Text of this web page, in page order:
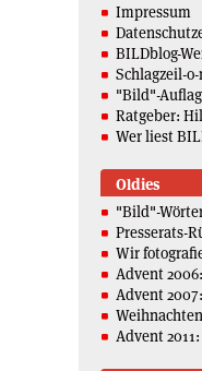
Impressum
BILDblog-
Schlagzeil-
"Bild"-
Ratgeber:
Wer liest
Oldies
"Bild"-
Presserats-
Wir
Advent
Advent
Advent